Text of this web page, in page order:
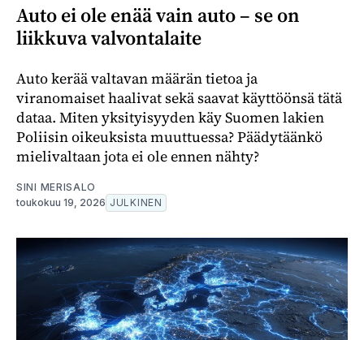
Auto ei ole enää vain auto – se on
liikkuva valvontalaite
Auto kerää valtavan määrän tietoa ja
viranomaiset haalivat sekä saavat käyttöönsä tätä
dataa. Miten yksityisyyden käy Suomen lakien
Poliisin oikeuksista muuttuessa? Päädytäänkö
mielivaltaan jota ei ole ennen nähty?
SINI MERISALO
toukokuu 19, 2026 JULKINEN